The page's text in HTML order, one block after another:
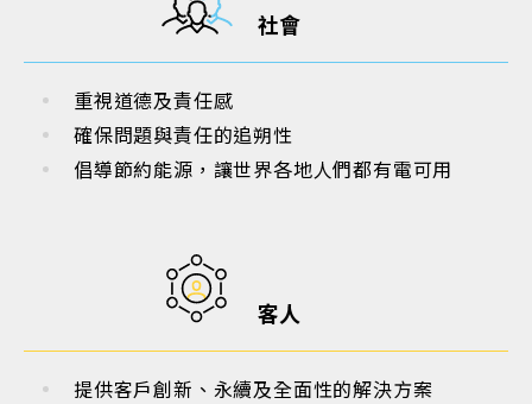
社會
重視道德及責任感
確保問題與責任的追朔性
倡導節約能源，讓世界各地人們都有電可用
客人
提供客戶創新、永續及全面性的解決方案